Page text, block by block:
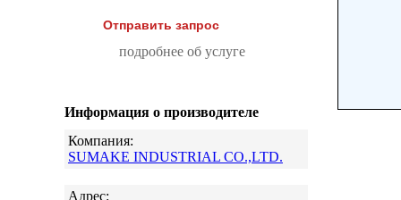
Отправить запрос
подробнее об услуге
Информация о производителе
Компания:
SUMAKE INDUSTRIAL CO.,LTD.
Адрес: